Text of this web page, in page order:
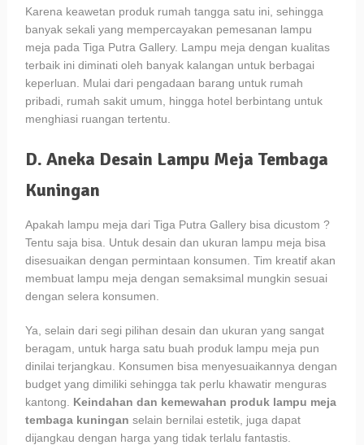
Karena keawetan produk rumah tangga satu ini, sehingga
banyak sekali yang mempercayakan pemesanan lampu
meja pada Tiga Putra Gallery. Lampu meja dengan kualitas
terbaik ini diminati oleh banyak kalangan untuk berbagai
keperluan. Mulai dari pengadaan barang untuk rumah
pribadi, rumah sakit umum, hingga hotel berbintang untuk
menghiasi ruangan tertentu.
D. Aneka Desain Lampu Meja Tembaga
Kuningan
Apakah lampu meja dari Tiga Putra Gallery bisa dicustom ?
Tentu saja bisa. Untuk desain dan ukuran lampu meja bisa
disesuaikan dengan permintaan konsumen. Tim kreatif akan
membuat lampu meja dengan semaksimal mungkin sesuai
dengan selera konsumen.
Ya, selain dari segi pilihan desain dan ukuran yang sangat
beragam, untuk harga satu buah produk lampu meja pun
dinilai terjangkau. Konsumen bisa menyesuaikannya dengan
budget yang dimiliki sehingga tak perlu khawatir menguras
kantong. Keindahan dan kemewahan produk lampu meja
tembaga kuningan selain bernilai estetik, juga dapat
dijangkau dengan harga yang tidak terlalu fantastis.